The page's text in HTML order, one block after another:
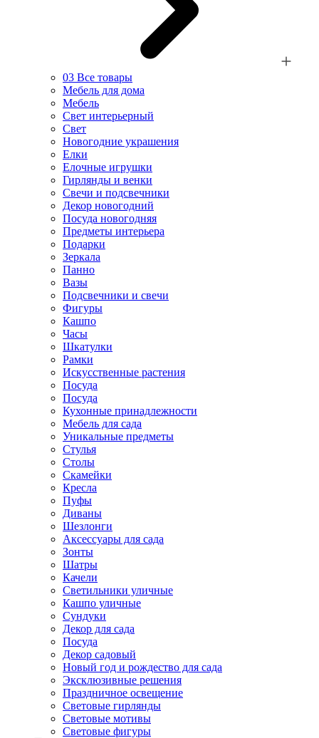
03 Все товары
Мебель для дома
Мебель
Свет интерьерный
Свет
Новогодние украшения
Елки
Елочные игрушки
Гирлянды и венки
Свечи и подсвечники
Декор новогодний
Посуда новогодняя
Предметы интерьера
Подарки
Зеркала
Панно
Вазы
Подсвечники и свечи
Фигуры
Кашпо
Часы
Шкатулки
Рамки
Искусственные растения
Посуда
Посуда
Кухонные принадлежности
Мебель для сада
Уникальные предметы
Стулья
Столы
Скамейки
Кресла
Пуфы
Диваны
Шезлонги
Аксессуары для сада
Зонты
Шатры
Качели
Cветильники уличные
Кашпо уличные
Сундуки
Декор для сада
Посуда
Декор садовый
Новый год и рождество для сада
Эксклюзивные решения
Праздничное освещение
Световые гирлянды
Световые мотивы
Световые фигуры